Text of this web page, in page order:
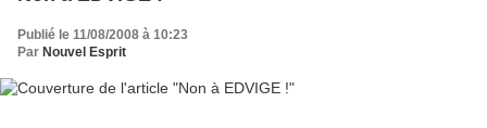
Publié le 11/08/2008 à 10:23
Par Nouvel Esprit